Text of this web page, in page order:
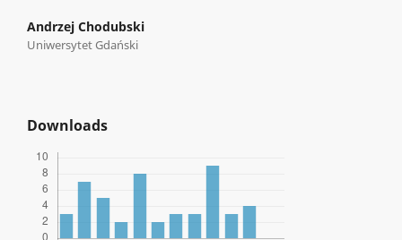
Andrzej Chodubski
Uniwersytet Gdański
Downloads